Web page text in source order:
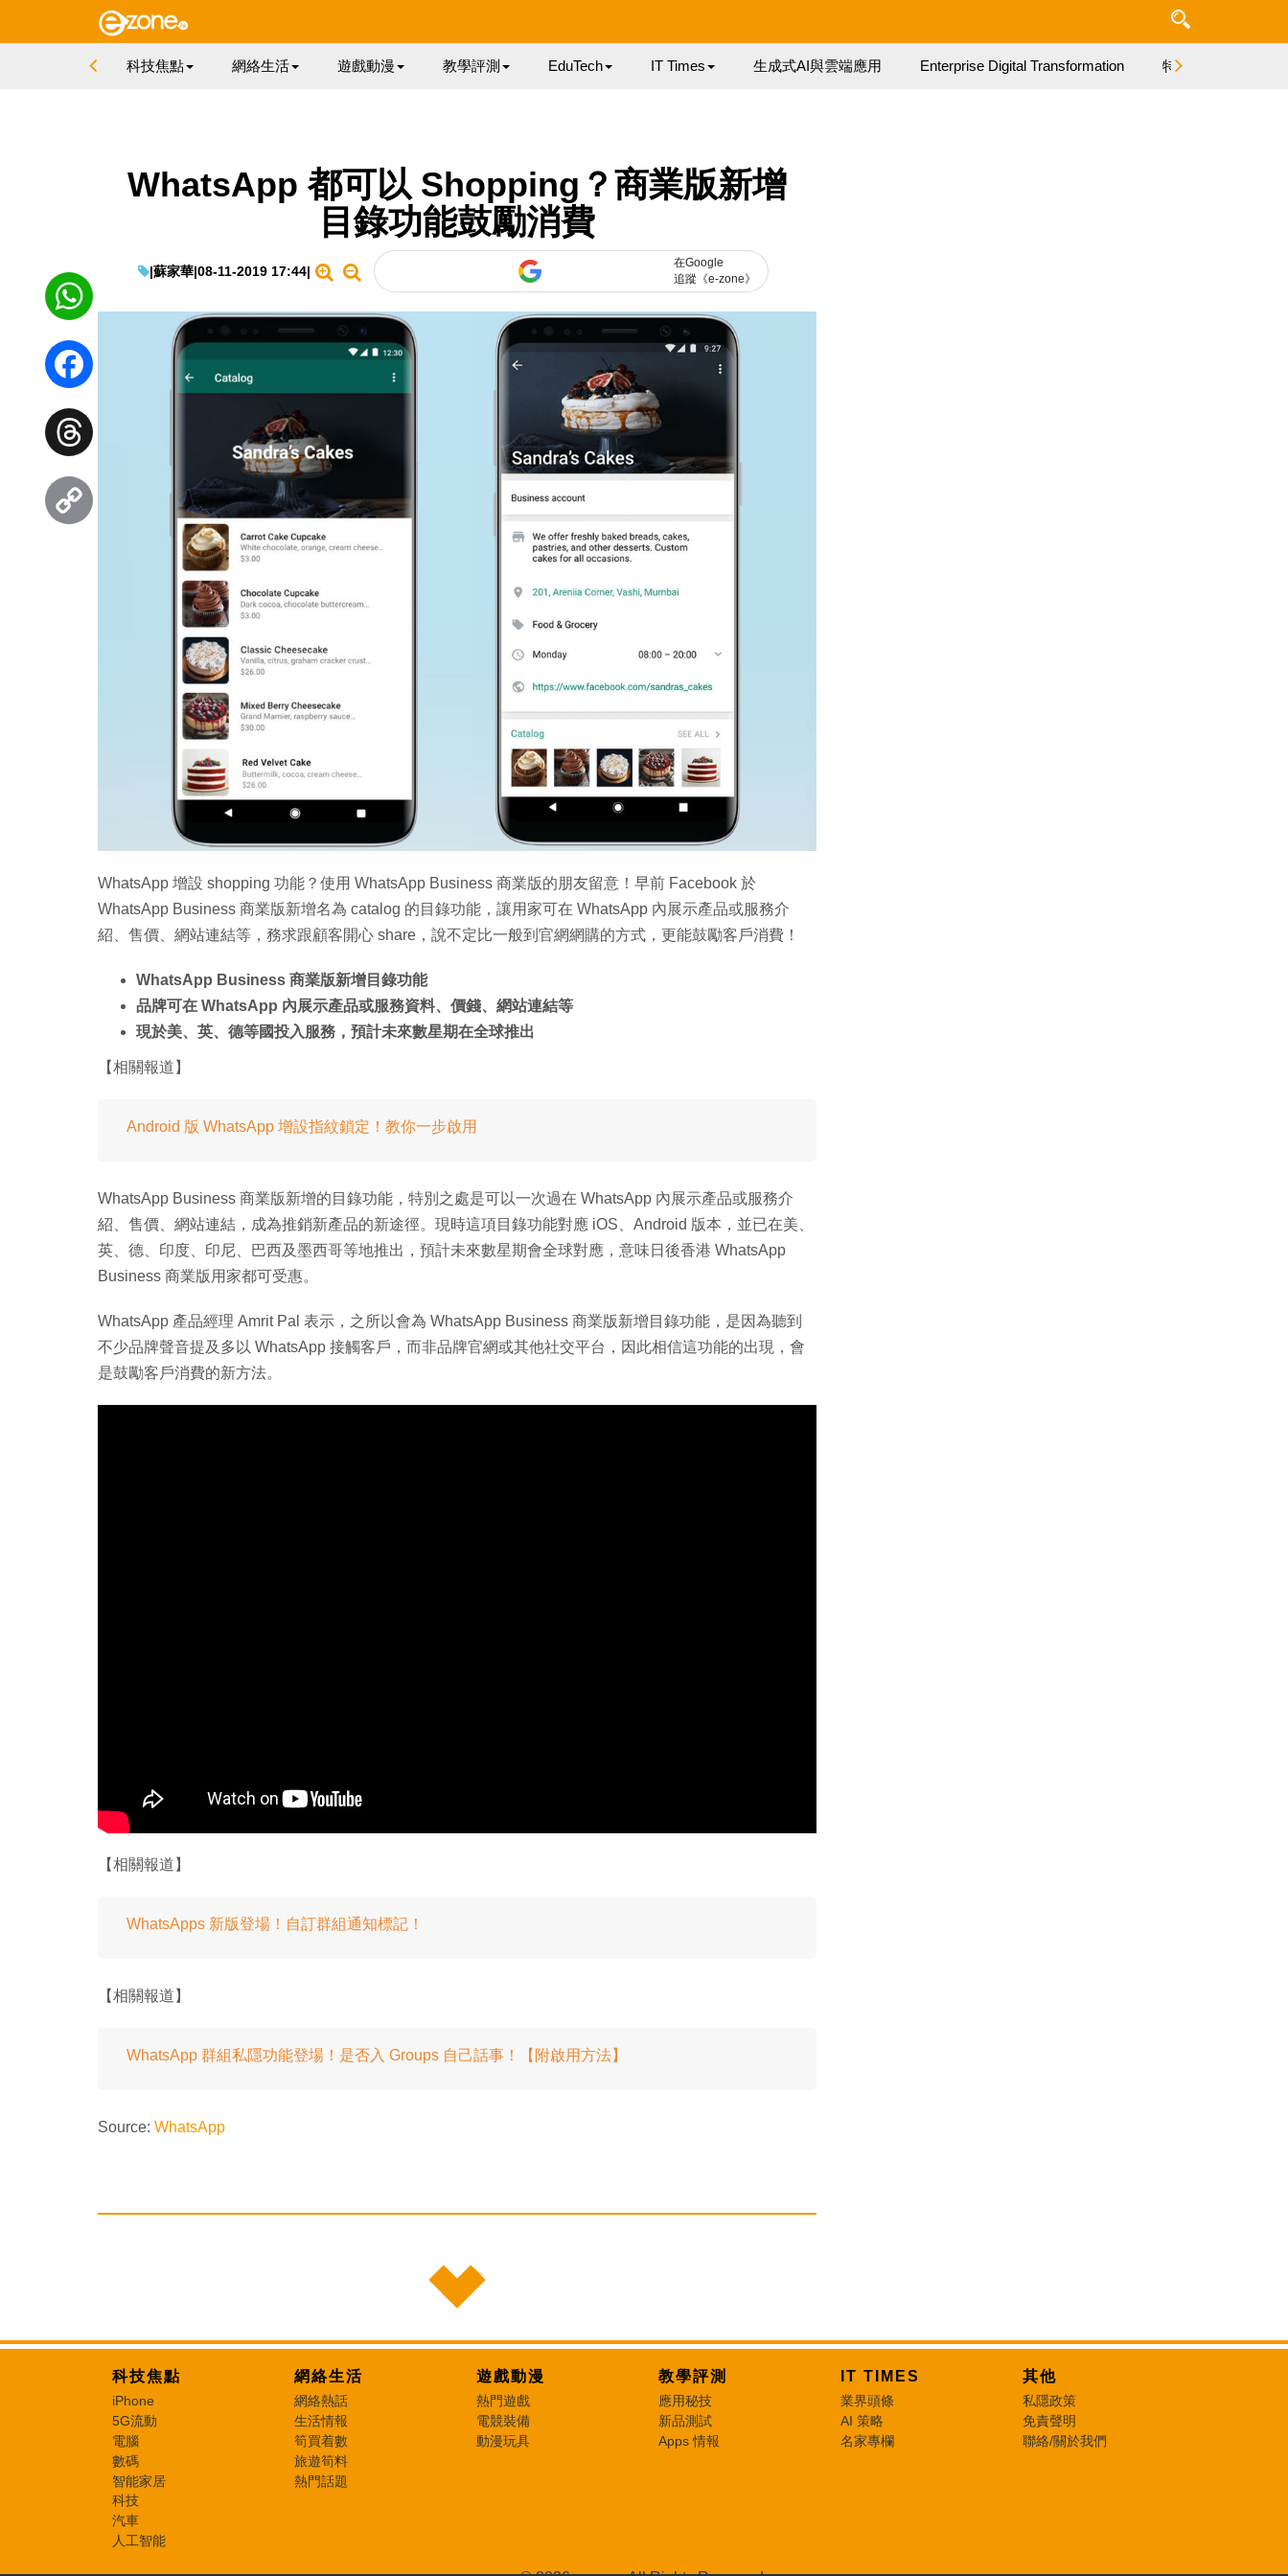
科技焦點 網絡生活 遊戲動漫 教學評測 EduTech IT Times 生成式AI與雲端應用 Enterprise Digital Transformation 特集
WhatsApp 都可以 Shopping？商業版新增
目錄功能鼓勵消費
|蘇家華|08-11-2019 17:44|
在Google
追蹤《e-zone》
WhatsApp 增設 shopping 功能？使用 WhatsApp Business 商業版的朋友留意！早前 Facebook 於
WhatsApp Business 商業版新增名為 catalog 的目錄功能，讓用家可在 WhatsApp 內展示產品或服務介
紹、售價、網站連結等，務求跟顧客開心 share，說不定比一般到官網網購的方式，更能鼓勵客戶消費！
WhatsApp Business 商業版新增目錄功能
品牌可在 WhatsApp 內展示產品或服務資料、價錢、網站連結等
現於美、英、德等國投入服務，預計未來數星期在全球推出
【相關報道】
Android 版 WhatsApp 增設指紋鎖定！教你一步啟用
WhatsApp Business 商業版新增的目錄功能，特別之處是可以一次過在 WhatsApp 內展示產品或服務介
紹、售價、網站連結，成為推銷新產品的新途徑。現時這項目錄功能對應 iOS、Android 版本，並已在美、
英、德、印度、印尼、巴西及墨西哥等地推出，預計未來數星期會全球對應，意味日後香港 WhatsApp
Business 商業版用家都可受惠。
WhatsApp 產品經理 Amrit Pal 表示，之所以會為 WhatsApp Business 商業版新增目錄功能，是因為聽到
不少品牌聲音提及多以 WhatsApp 接觸客戶，而非品牌官網或其他社交平台，因此相信這功能的出現，會
是鼓勵客戶消費的新方法。
【相關報道】
WhatsApps 新版登場！自訂群組通知標記！
【相關報道】
WhatsApp 群組私隱功能登場！是否入 Groups 自己話事！【附啟用方法】
Source: WhatsApp
WhatsApp
Facebook
Threads
科技焦點
iPhone
5G流動
電腦
數碼
智能家居
科技
汽車
人工智能
網絡生活
網絡熱話
生活情報
筍買着數
旅遊筍料
熱門話題
遊戲動漫
熱門遊戲
電競裝備
動漫玩具
教學評測
應用秘技
新品測試
Apps 情報
IT TIMES
業界頭條
AI 策略
名家專欄
其他
私隱政策
免責聲明
聯絡/關於我們